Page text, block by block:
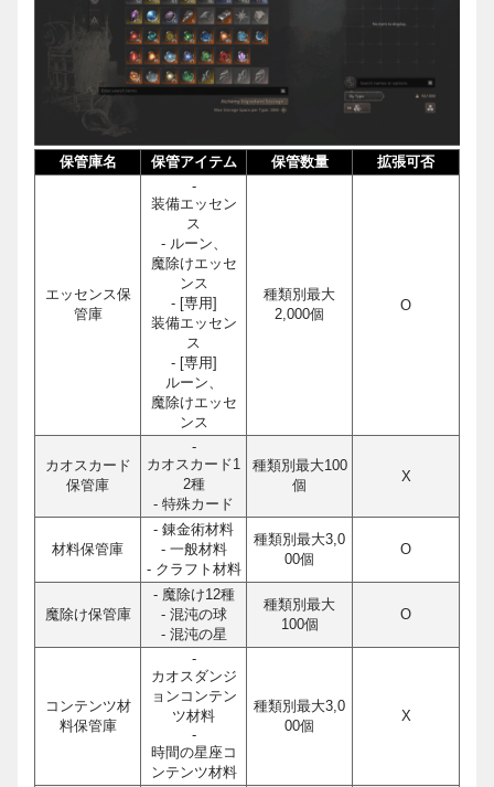
保管庫名 保管アイテム 保管数量 拡張可否
エッセンス保
管庫
-
装備エッセン
ス
- ルーン、
魔除けエッセ
ンス
- [専用]
装備エッセン
ス
- [専用]
ルーン、
魔除けエッセ
ンス
種類別最大
2,000個
O
カオスカード
保管庫
-
カオスカード1
2種
- 特殊カード
種類別最大100
個
X
材料保管庫
- 錬金術材料
- 一般材料
- クラフト材料
種類別最大3,0
00個
O
魔除け保管庫
- 魔除け12種
- 混沌の球
- 混沌の星
種類別最大
100個
O
コンテンツ材
料保管庫
-
カオスダンジ
ョンコンテン
ツ材料
-
時間の星座コ
ンテンツ材料
種類別最大3,0
00個
X